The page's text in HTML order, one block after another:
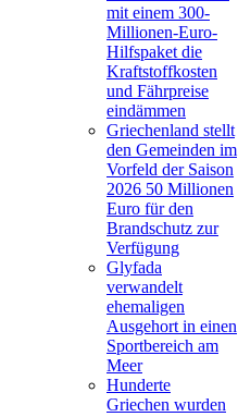
mit einem 300-
Millionen-Euro-
Hilfspaket die
Kraftstoffkosten
und Fährpreise
eindämmen
Griechenland stellt
den Gemeinden im
Vorfeld der Saison
2026 50 Millionen
Euro für den
Brandschutz zur
Verfügung
Glyfada
verwandelt
ehemaligen
Ausgehort in einen
Sportbereich am
Meer
Hunderte
Griechen wurden